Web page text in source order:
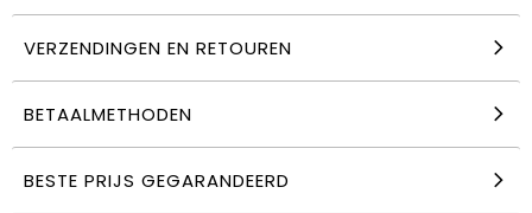
VERZENDINGEN EN RETOUREN
BETAALMETHODEN
BESTE PRIJS GEGARANDEERD
92,99€